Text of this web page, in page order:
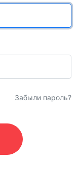
Забыли пароль?